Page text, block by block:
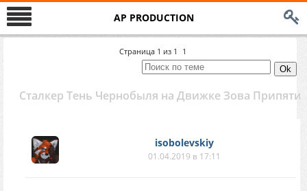
AP PRODUCTION
Страница 1 из 1 1
Сталкер Тень Чернобыля на Движке Зова Припяти
isobolevskiy
01.04.2019 в 17:11